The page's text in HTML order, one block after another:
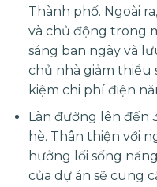
Thành phố. Ngoài
và chủ động trong
sáng ban ngày và
chủ nhà giảm thiểu
kiệm chi phí điện
Làn đường lên đến
hè. Thân thiện với
hưởng lối sống
của dự án sẽ cung